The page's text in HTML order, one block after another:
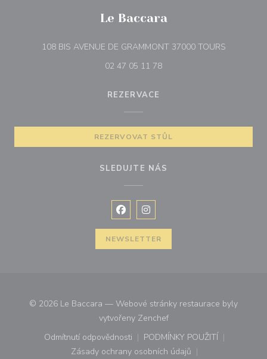
Le Baccara
108 BIS AVENUE DE GRAMMONT 37000 TOURS((otevře
02 47 05 11 78
REZERVACE
REZERVOVAT STŮL
SLEDUJTE NÁS
Facebook ((otevře se v novém
Instagram ((otevře se v
NEWSLETTER
© 2026 Le Baccara — Webové stránky restaurace byly
vytvořeny Zenchef((otevře se v novém okně))
Odmítnutí odpovědnosti
((otevře se v novém okně))
PODMÍNKY POUŽITÍ
((otevře se v novém
Zásady ochrany osobních údajů